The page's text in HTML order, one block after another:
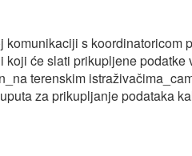
s koordinatoricom
će slati prikupljene podatke
terenskim
za prikupljanje podataka